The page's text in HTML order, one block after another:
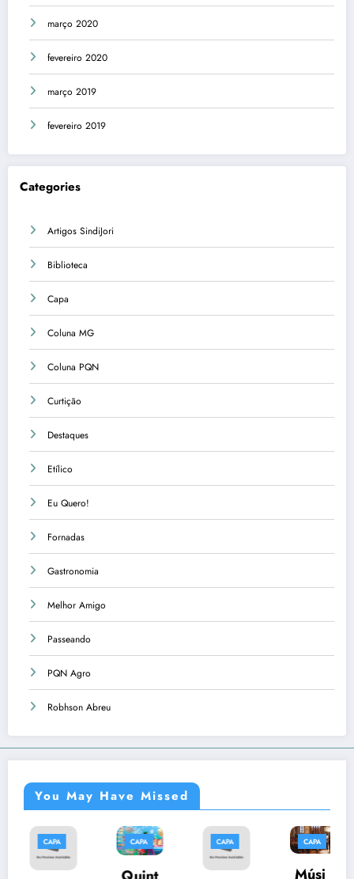
março 2020
fevereiro 2020
março 2019
fevereiro 2019
Categories
Artigos SindiJori
Biblioteca
Capa
Coluna MG
Coluna PQN
Curtição
Destaques
Etílico
Eu Quero!
Fornadas
Gastronomia
Melhor Amigo
Passeando
PQN Agro
Robhson Abreu
You May Have Missed
CAPA CAPA CAPA
Músi
CAPA